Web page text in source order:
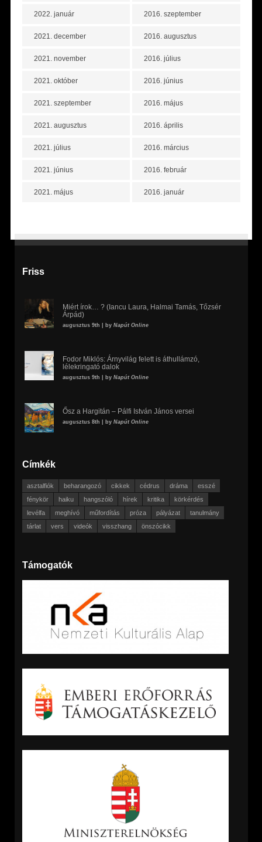
2022. január
2021. december
2021. november
2021. október
2021. szeptember
2021. augusztus
2021. július
2021. június
2021. május
2016. szeptember
2016. augusztus
2016. július
2016. június
2016. május
2016. április
2016. március
2016. február
2016. január
Friss
Miért írok… ? (Iancu Laura, Halmai Tamás, Tőzsér
Árpád)
augusztus 9th | by Napút Online
Fodor Miklós: Árnyvilág felett is áthullámzó,
lélekringató dalok
augusztus 9th | by Napút Online
Ősz a Hargitán – Pálfi István János versei
augusztus 8th | by Napút Online
Címkék
asztalfiók beharangozó cikkek cédrus dráma
esszé
fénykör
haiku hangszóló hírek kritika
körkérdés
levélfa
meghívó műfordítás próza pályázat
tanulmány
tárlat
vers videók visszhang önszócikk
Támogatók